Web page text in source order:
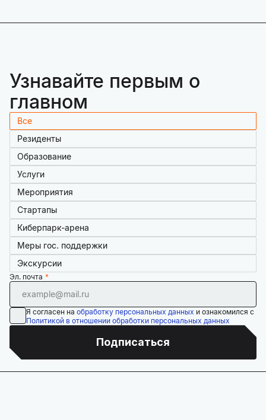
Узнавайте первым о
главном
Все
Резиденты
Образование
Услуги
Мероприятия
Стартапы
Киберпарк-арена
Меры гос. поддержки
Экскурсии
Эл. почта
Я согласен на обработку персональных данных и ознакомился с
Политикой в отношении обработки персональных данных
Подписаться